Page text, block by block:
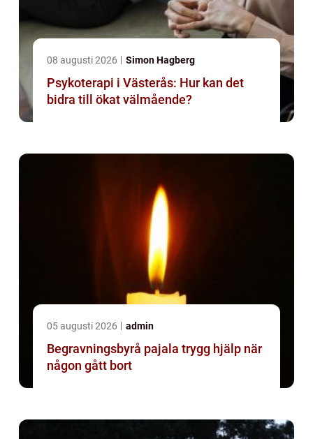
08 augusti 2026 Simon Hagberg
Psykoterapi i Västerås: Hur kan det
bidra till ökat välmående?
05 augusti 2026 admin
Begravningsbyrå pajala trygg hjälp när
någon gått bort